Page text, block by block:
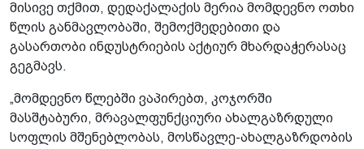
მისივე თქმით, დედაქალაქის მერია მომდევნო ოთხი
წლის განმავლობაში, შემოქმედებითი და
გასართობი ინდუსტრიების აქტიურ მხარდაჭერასაც
გეგმავს.
„მომდევნო წლებში ვაპირებთ, კოჯორში
მასშტაბური, მრავალფუნქციური ახალგაზრდული
სოფლის მშენებლობას, მოსწავლე-ახალგაზრდობის